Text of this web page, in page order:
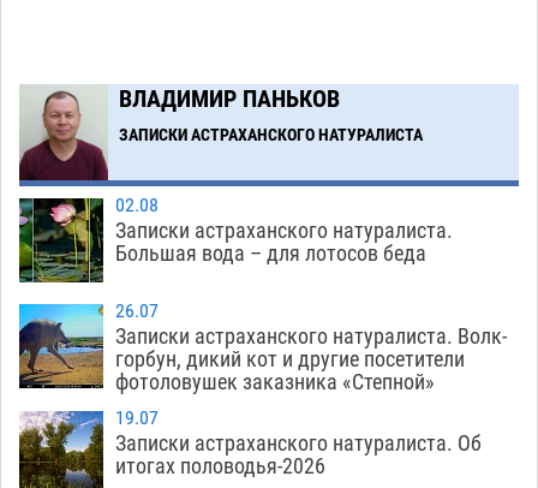
18:57
В Астрахани впервые открыли смену по
теории игр
ВЛАДИМИР ПАНЬКОВ
ЗАПИСКИ АСТРАХАНСКОГО НАТУРАЛИСТА
02.08
Записки астраханского натуралиста.
Большая вода – для лотосов беда
26.07
Записки астраханского натуралиста. Волк-
горбун, дикий кот и другие посетители
фотоловушек заказника «Степной»
19.07
Записки астраханского натуралиста. Об
итогах половодья-2026